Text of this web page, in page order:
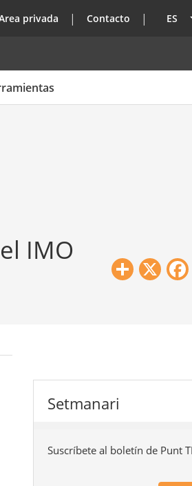
privada Contacto ES
IMO
Share
X
Setmanari
Suscríbete al boletín de Punt